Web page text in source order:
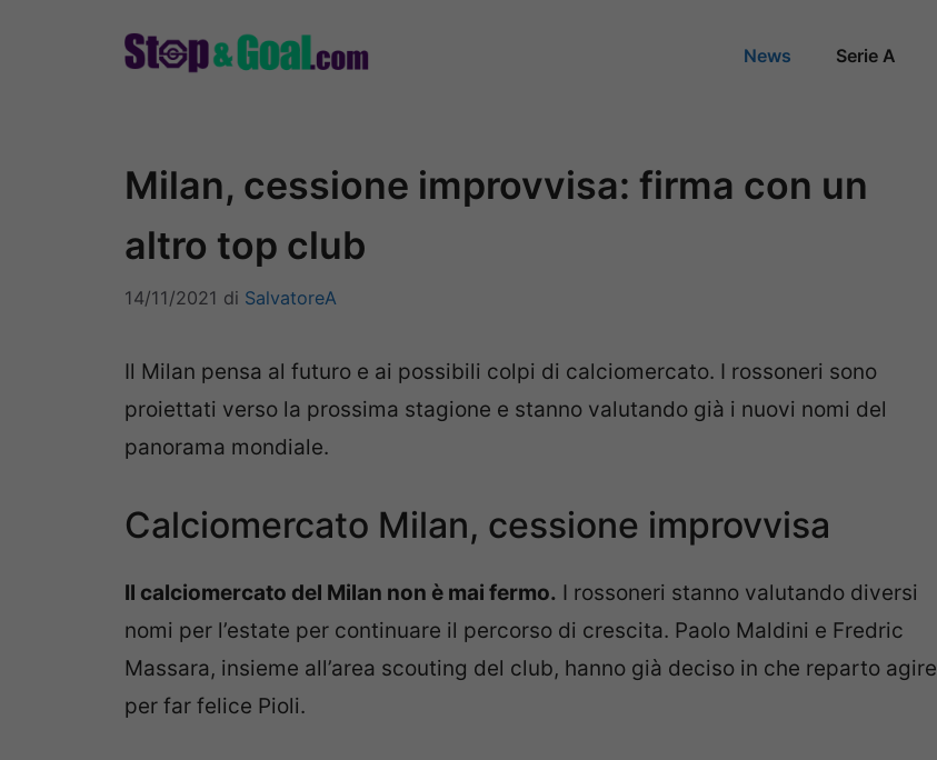
News Serie A
Milan, cessione improvvisa: firma con un
altro top club
14/11/2021 di SalvatoreA
Il Milan pensa al futuro e ai possibili colpi di calciomercato. I rossoneri sono
proiettati verso la prossima stagione e stanno valutando già i nuovi nomi del
panorama mondiale.
Calciomercato Milan, cessione improvvisa
Il calciomercato del Milan non è mai fermo. I rossoneri stanno valutando diversi
nomi per l’estate per continuare il percorso di crescita. Paolo Maldini e Fredric
Massara, insieme all’area scouting del club, hanno già deciso in che reparto agire
per far felice Pioli.